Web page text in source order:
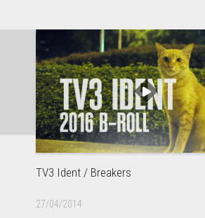
TV3 Ident / Breakers
27/04/2014